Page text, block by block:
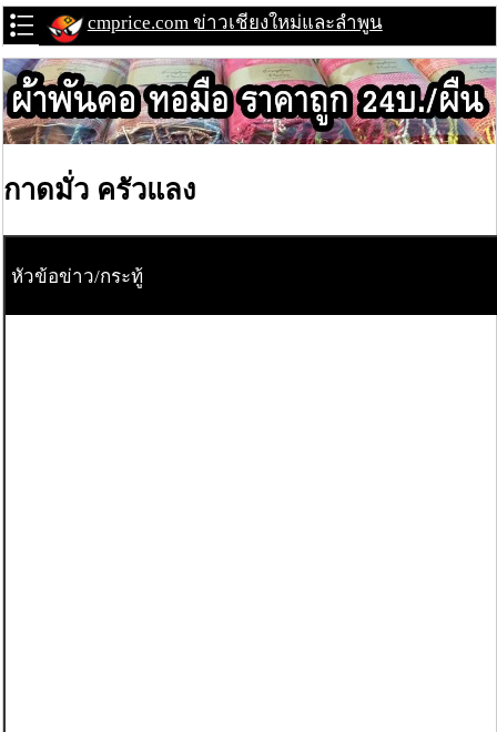
cmprice.com ข่าวเชียงใหม่และลำพูน
กาดมั่ว ครัวแลง
หัวข้อข่าว/กระทู้